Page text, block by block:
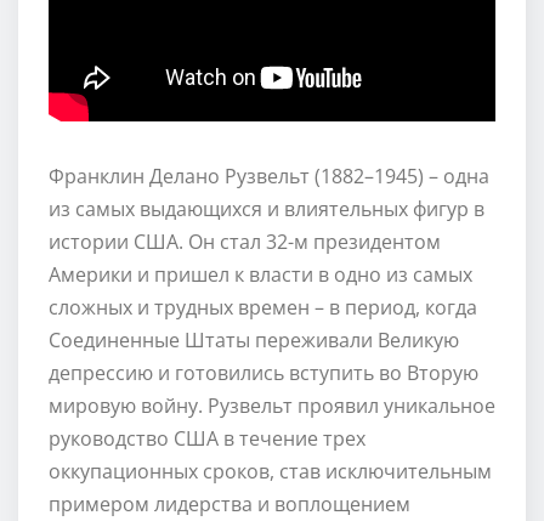
Франклин Делано Рузвельт (1882–1945) – одна
из самых выдающихся и влиятельных фигур в
истории США. Он стал 32-м президентом
Америки и пришел к власти в одно из самых
сложных и трудных времен – в период, когда
Соединенные Штаты переживали Великую
депрессию и готовились вступить во Вторую
мировую войну. Рузвельт проявил уникальное
руководство США в течение трех
оккупационных сроков, став исключительным
примером лидерства и воплощением